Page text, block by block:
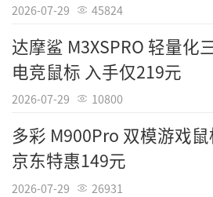
2026-07-29 45824
达摩鲨 M3XSPRO 轻量化
电竞鼠标 入手仅219元
2026-07-29 10800
多彩 M900Pro 双模游戏
京东特惠149元
2026-07-29 26931